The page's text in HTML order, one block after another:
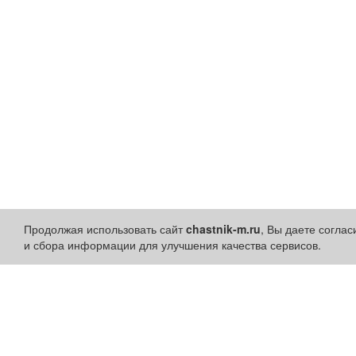
Продолжая использовать сайтchastnik-m.ru, Вы даете
и сбора информации для улучшения качества сервисов.